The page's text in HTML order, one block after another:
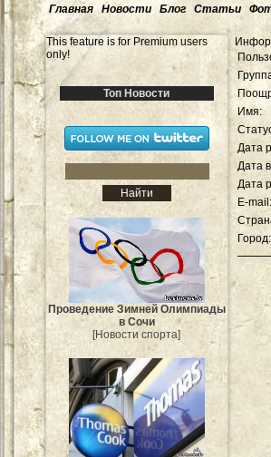
Главная Новости Блог Статьи
This feature is for Premium users
only!
Топ Новости
Проведение Зимней Олимпиады
в Сочи
[Новости спорта]
Имя:
Дата
Дата
Дата
E-mail:
Город: